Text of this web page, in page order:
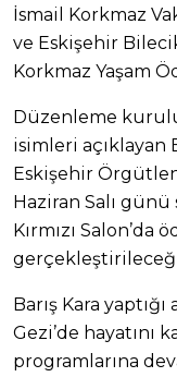
İsmail Korkmaz
ve Eskişehir
Korkmaz Yaşam
Düzenleme
isimleri açıklayan
Eskişehir
Haziran Salı günü
Kırmızı
Barış Kara
Gezi’de hayatını
programlarına